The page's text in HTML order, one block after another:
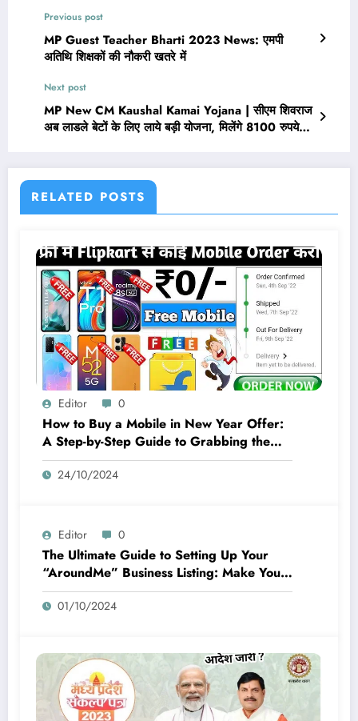
Previous post
MP Guest Teacher Bharti 2023 News: एमपी
अतिथि शिक्षकों की नौकरी खतरे में
Next post
MP New CM Kaushal Kamai Yojana | सीएम शिवराज
अब लाडले बेटों के लिए लाये बड़ी योजना, मिलेंगे 8100 रुपये
RELATED POSTS
Editor 0
How to Buy a Mobile in New Year Offer:
A Step-by-Step Guide to Grabbing the
Best Deals
24/10/2024
Editor 0
The Ultimate Guide to Setting Up Your
“AroundMe” Business Listing: Make Your
Business Easy to Find
01/10/2024